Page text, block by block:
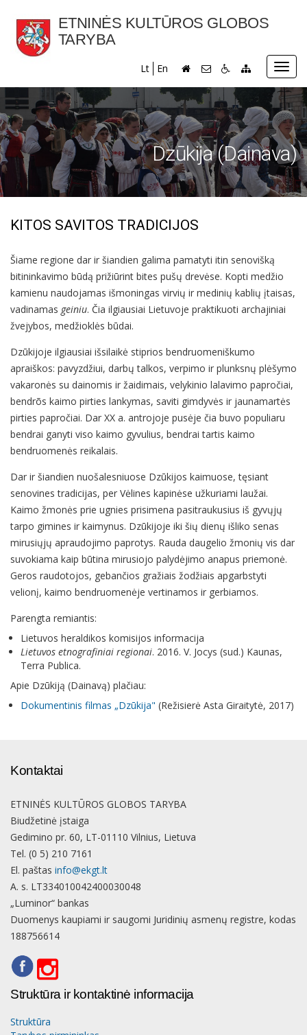
ETNINĖS KULTŪROS GLOBOS
TARYBA
Lt En
Dzūkija (Dainava)
KITOS SAVITOS TRADICIJOS
Šiame regione dar ir šiandien galima pamatyti itin senovišką
bitininkavimo būdą prižiūrint bites pušų drevėse. Kopti medžio
kamienu naudojamas išmoningas virvių ir medinių kablių įtaisas,
vadinamas geiniu. Čia ilgiausiai Lietuvoje praktikuoti archajiniai
žvejybos, medžioklės būdai.
Dzūkijoje ilgiausiai išsilaikė stiprios bendruomeniškumo
apraiškos: pavyzdžiui, darbų talkos, verpimo ir plunksnų plėšymo
vakaronės su dainomis ir žaidimais, velykinio lalavimo papročiai,
bendrõs kaimo pirties lankymas, saviti gimdyvės ir jaunamartės
pirties papročiai. Dar XX a. antrojoje pusėje čia buvo populiaru
bendrai ganyti viso kaimo gyvulius, bendrai tartis kaimo
bendruomenės reikalais.
Dar ir šiandien nuošalesniuose Dzūkijos kaimuose, tęsiant
senovines tradicijas, per Vėlines kapinėse užkuriami laužai.
Kaimo žmonės prie ugnies prisimena pasitraukusius iš gyvųjų
tarpo gimines ir kaimynus. Dzūkijoje iki šių dienų išliko senas
mirusiųjų apraudojimo paprotys. Rauda daugelio žmonių vis dar
suvokiama kaip būtina mirusiojo palydėjimo anapus priemonė.
Geros raudotojos, gebančios gražiais žodžiais apgarbstyti
velionį, kaimo bendruomenėje vertinamos ir gerbiamos.
Parengta remiantis:
Lietuvos heraldikos komisijos informacija
Lietuvos etnografiniai regionai. 2016. V. Jocys (sud.) Kaunas,
Terra Publica.
Apie Dzūkiją (Dainavą) plačiau:
Dokumentinis filmas „Dzūkija" (Režisierė Asta Giraitytė, 2017)
Kontaktai
ETNINĖS KULTŪROS GLOBOS TARYBA
Biudžetinė įstaiga
Gedimino pr. 60, LT-01110 Vilnius, Lietuva
Tel. (0 5) 210 7161
El. paštas info@ekgt.lt
A. s. LT334010042400030048
„Luminor“ bankas
Duomenys kaupiami ir saugomi Juridinių asmenų registre, kodas
188756614
Struktūra ir kontaktinė informacija
Struktūra